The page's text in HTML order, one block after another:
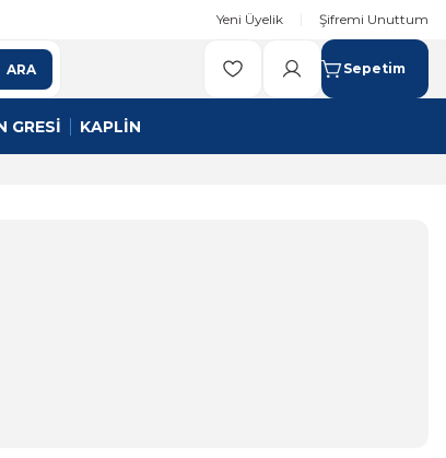
Yeni Üyelik Şifremi Unuttum
ARA Sepetim
GRESİ KAPLİN